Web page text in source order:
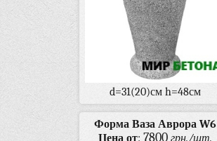
d=31(20)см h=48см
Форма Ваза Аврора W6
Цена от:7800 грн./шт.